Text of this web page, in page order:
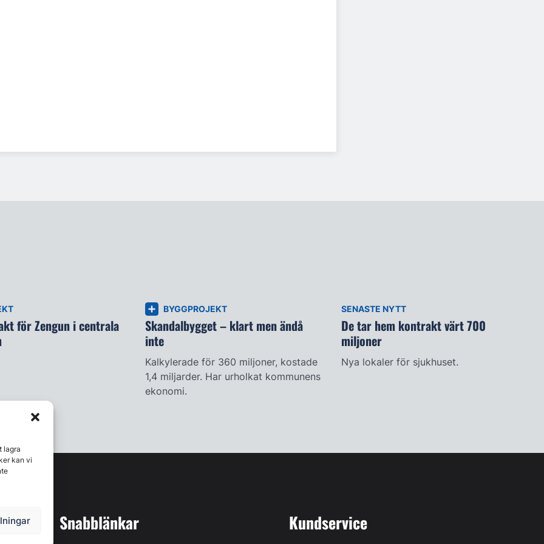
lagra
kan vi
för Zengun i centrala
BYGGPROJEKT
Skandalbygget – klart men ändå
inte
Kalkylerade för 360 miljoner, kostade
1,4 miljarder. Har urholkat kommunens
ekonomi.
SENASTE NYTT
De tar hem kontrakt värt 700
miljoner
Nya lokaler för sjukhuset.
Snabblänkar Kundservice